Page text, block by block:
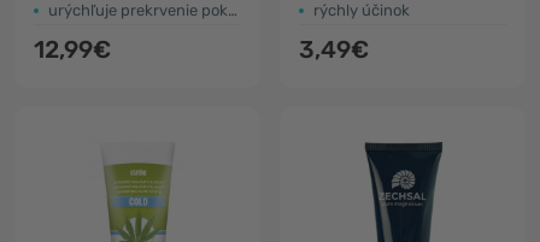
urýchľuje prekrvenie pokožky
12,99€
rýchly účinok
3,49€